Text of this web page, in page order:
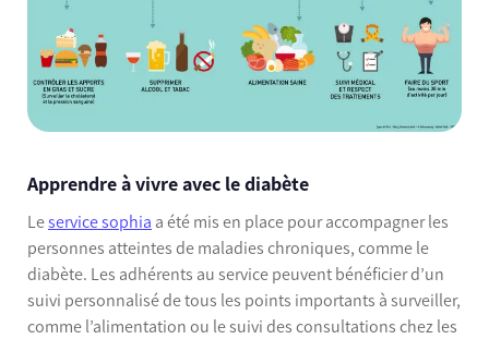
Apprendre à vivre avec le diabète
Leservice sophia a été mis en place pour accompagner les
personnes atteintes de maladies chroniques, comme le
diabète. Les adhérents au service peuvent bénéficier d’un
suivi personnalisé de tous les points importants à surveiller,
comme l’alimentation ou le suivi des consultations chez les